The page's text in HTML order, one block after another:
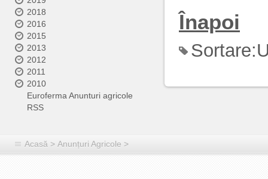
2018
2016
2015
2013
2012
2011
2010
Euroferma Anunturi agricole
RSS
Înapoi
Sortare:
Acasă > Anunțuri Agricole >